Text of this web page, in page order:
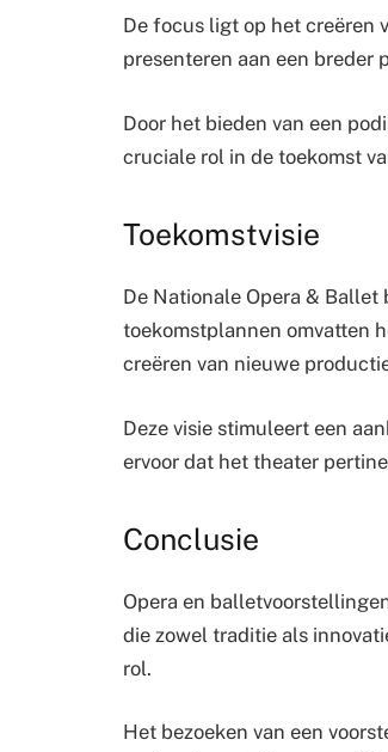
De focus ligt op het creëren
presenteren aan een breder
Door het bieden van een
cruciale rol in de toekomst
Toekomstvisie
De Nationale Opera &
toekomstplannen omvatten
creëren van nieuwe
Deze visie stimuleert een
ervoor dat het theater
Conclusie
Opera en
die zowel traditie als
rol.
Het bezoeken van een